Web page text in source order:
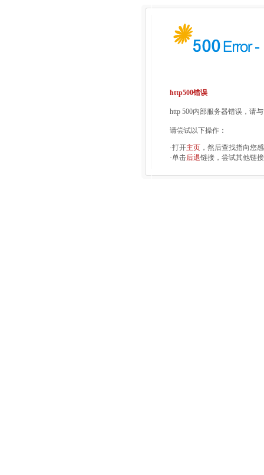
http500错误
http 500内部服务器错误，请
请尝试以下操作：
·打开主页 ，然后查找指向您
·单击后退链接，尝试其他链